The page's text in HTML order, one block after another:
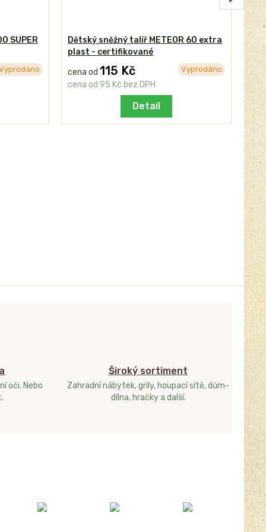
SUPER
Dětský sněžný talíř METEOR 60 extra
plast - certifikované
cena od115 Kč
cena od95 Kč bez DPH
Vyprodáno
Detail
oči. Nebo
Široký sortiment
Zahradní nábytek, grily, houpací sítě, dům-
dílna, hračky a další.